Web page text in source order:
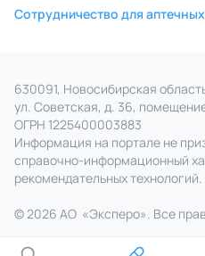
Сотрудничество для
630091, Новосибирская
ул. Советская, д. 36,
ОГРН 1225400003883
Информация на портале не
справочно‑информационный
рекомендательных технологий.
© 2026 АО «Эксперо». Все